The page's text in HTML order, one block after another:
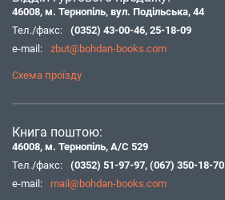
46008, м. Тернопіль, вул. Подільська, 44
Тел./факс:
(0352) 43-00-46, 25-18-09
e-mail:
zbut@bohdan-books.com
Схема проїзду
Книга поштою:
46008, м. Тернопіль, А/С 529
Тел./факс:
(0352) 51-97-97, (067) 350-18-70
e-mail:
mail@bohdan-books.com